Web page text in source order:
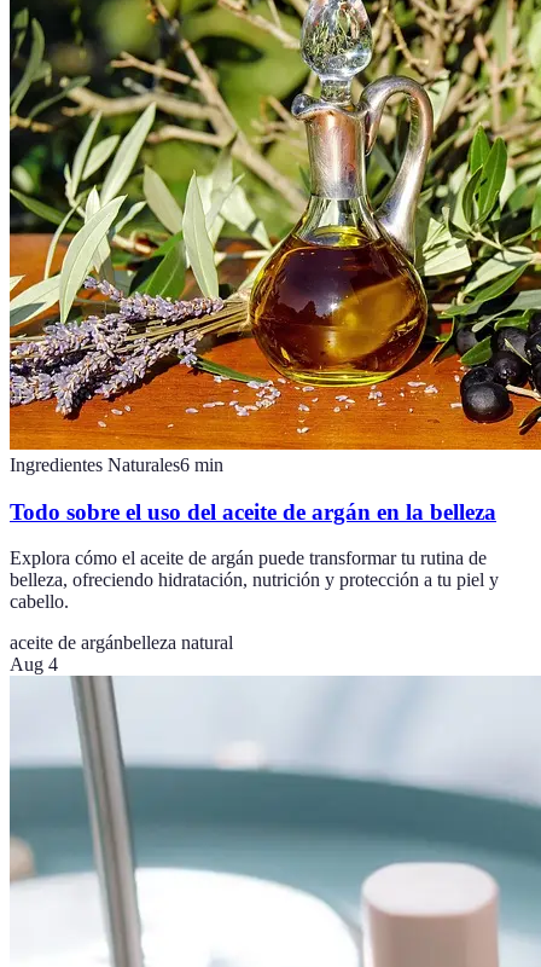
Ingredientes Naturales6 min
Todo sobre el uso del aceite de argán en la belleza
Explora cómo el aceite de argán puede transformar tu rutina de
belleza, ofreciendo hidratación, nutrición y protección a tu piel y
cabello.
aceite de argánbelleza natural
Aug 4